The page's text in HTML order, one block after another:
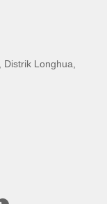
Distrik Longhua,